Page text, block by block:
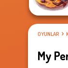
OYUNLAR
My